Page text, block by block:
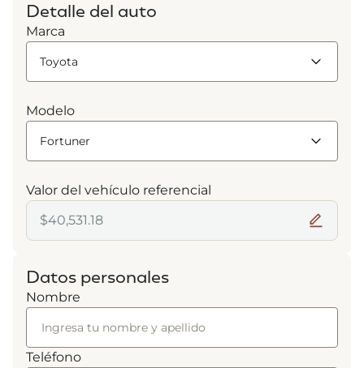
Detalle del auto
Marca
Modelo
Valor del vehículo referencial
Datos personales
Nombre
Teléfono